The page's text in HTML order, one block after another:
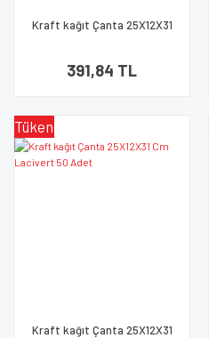
Kraft kağıt Çanta 25X12X31
391,84 TL
Tükendi
Kraft kağıt Çanta 25X12X31